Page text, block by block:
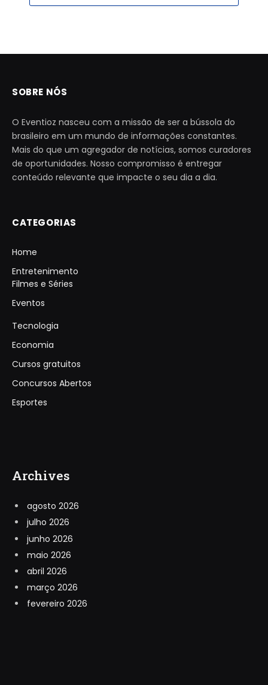
SOBRE NÓS
O Eventioz nasceu com a missão de ser a bússola do
brasileiro em um mundo de informações constantes.
Mais do que um agregador de notícias, somos curadores
de oportunidades. Nosso compromisso é entregar
conteúdo relevante que impacte o seu dia a dia.
CATEGORIAS
Home
Entretenimento
Filmes e Séries
Eventos
Tecnologia
Economia
Cursos gratuitos
Concursos Abertos
Esportes
Archives
agosto 2026
julho 2026
junho 2026
maio 2026
abril 2026
março 2026
fevereiro 2026